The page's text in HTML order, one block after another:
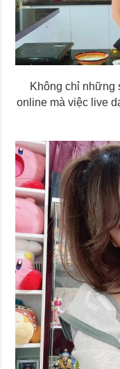
Không chỉ những
online mà việc live